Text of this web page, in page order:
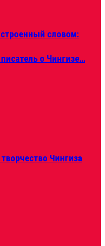
словом:
о Чингизе…
Чингиза